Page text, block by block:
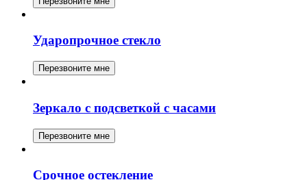
Ударопрочное стекло
Перезвоните мне
Зеркало с подсветкой с часами
Перезвоните мне
Срочное остекление